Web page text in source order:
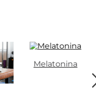
Melatonina